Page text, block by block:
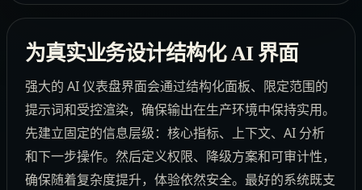
为真实业务设计结构化 AI 界面
强大的 AI 仪表盘界面会通过结构化面板、限定范围的
提示词和受控渲染，确保输出在生产环境中保持实用。
先建立固定的信息层级：核心指标、上下文、AI 分析
和下一步操作。然后定义权限、降级方案和可审计性，
确保随着复杂度提升，体验依然安全。最好的系统既支